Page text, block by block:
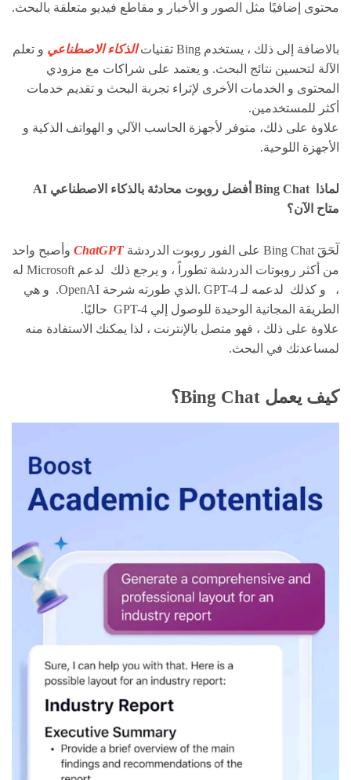
محتوى إضافيًا مثل الصور و الأخبار و مقاطع فيديو متعلقة بالبحث.
بالاضافة إلى ذلك ، يستخدم Bing تقنيات الذكاء الاصطناعي و تعلم
الآلة لتحسين نتائج البحث. و يعتمد على شراكات مع مزودي
المحتوى و الخدمات الأخرى لإثراء تجربة البحث و تقديم خدمات
أكثر للمستخدمين.
علاوة على ذلك، متوفر لأجهزة الحاسب الآلي و الهواتف الذكية و
الأجهزة اللوحية.
لماذا Bing Chat أفضل روبوت محادثة بالذكاء الاصطناعي AI
متاح الآن؟
لٓحٓقٓ Bing Chat على الفور روبوت الدردشة ChatGPT وأصبح واحد
من أكثر روبوتات الدردشة تطوراً ، و يرجع ذلك لدعم Microsoft له
، و كذلك لدعمه لـ GPT-4 .الذي طورته شرحة OpenAI. و هي
الطريقة المجانية الوحيدة للوصول إلي GPT-4 حاليًا.
علاوة على ذلك ، فهو متصل بالإنترنت ، لذا يمكنك الاستفادة منه
لمساعدتك في البحث.
كيف يعمل Bing Chat؟